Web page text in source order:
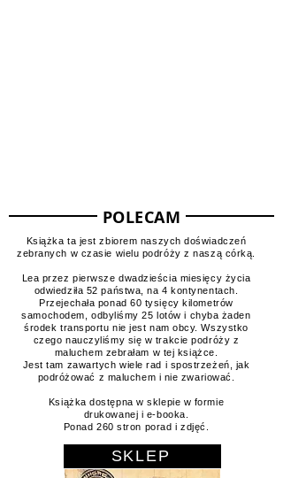
Mapa odwiedzonych miejsc
POLECAM
Książka ta jest zbiorem naszych doświadczeń
zebranych w czasie wielu podróży z naszą córką.
Lea przez pierwsze dwadzieścia miesięcy życia
odwiedziła 52 państwa, na 4 kontynentach.
Przejechała ponad 60 tysięcy kilometrów
samochodem, odbyliśmy 25 lotów i chyba żaden
środek transportu nie jest nam obcy. Wszystko
czego nauczyliśmy się w trakcie podróży z
maluchem zebrałam w tej książce.
Jest tam zawartych wiele rad i spostrzeżeń, jak
podróżować z maluchem i nie zwariować.
Książka dostępna w sklepie w formie
drukowanej i e-booka.
Ponad 260 stron porad i zdjęć.